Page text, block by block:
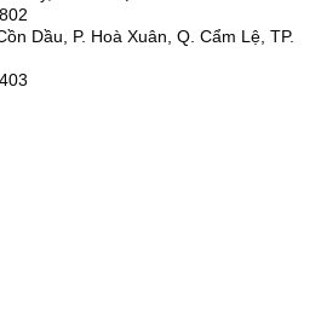
Dầu, P. Hoà Xuân, Q. Cẩm Lệ, TP.